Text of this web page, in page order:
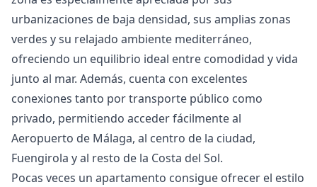
urbanizaciones de baja densidad, sus amplias zonas
verdes y su relajado ambiente mediterráneo,
ofreciendo un equilibrio ideal entre comodidad y vida
junto al mar. Además, cuenta con excelentes
conexiones tanto por transporte público como
privado, permitiendo acceder fácilmente al
Aeropuerto de Málaga, al centro de la ciudad,
Fuengirola y al resto de la Costa del Sol.
Pocas veces un apartamento consigue ofrecer ‌el ‌estilo